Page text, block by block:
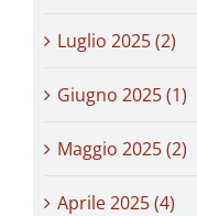
Luglio 2025 (2)
Giugno 2025 (1)
Maggio 2025 (2)
Aprile 2025 (4)